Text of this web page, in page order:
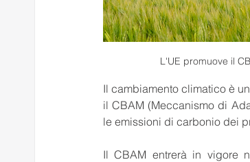
L'UE promuove il
Il cambiamento climatico è
il CBAM (Meccanismo di
le emissioni di carbonio dei
Il CBAM entrerà in vigore